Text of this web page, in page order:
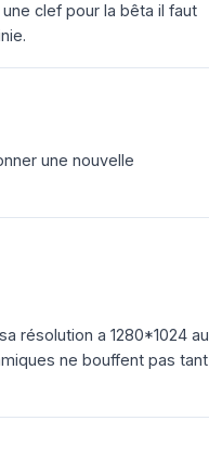
clef pour la bêta il faut
une nouvelle
résolution a 1280*1024 au
ne bouffent pas tant